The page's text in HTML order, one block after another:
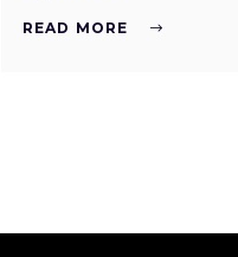
READ MORE